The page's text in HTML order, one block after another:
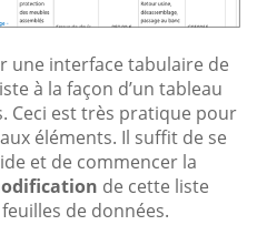
une interface tabulaire de
à la façon d’un tableau
Ceci est très pratique pour
éléments. Il suffit de se
et de commencer la
de cette liste
de données.